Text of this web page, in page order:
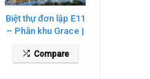
Biệt thự đơn lập E11
– Phân khu Grace |
Waters
Compare